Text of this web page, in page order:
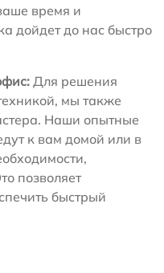
время и
дойдет до нас быстро
Для решения
мы также
Наши опытные
к вам домой или в
позволяет
быстрый